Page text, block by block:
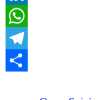
LinkedIn
WhatsApp
Telegram